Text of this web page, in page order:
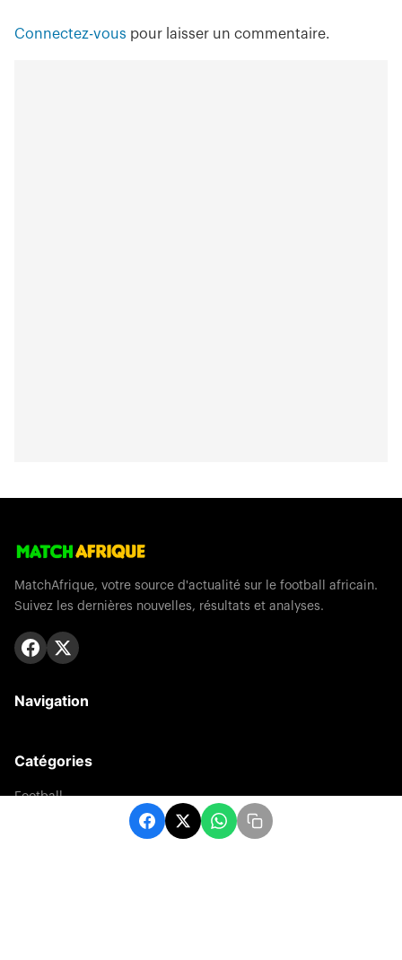
Connectez-vous pour laisser un commentaire.
MatchAfrique, votre source d'actualité sur le football africain.
Suivez les dernières nouvelles, résultats et analyses.
Navigation
Catégories
Football